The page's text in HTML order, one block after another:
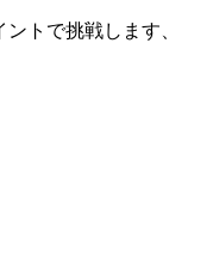
トで挑戦します、